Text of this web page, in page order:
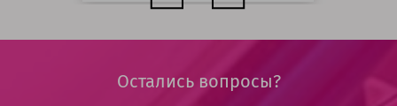
Остались вопросы?